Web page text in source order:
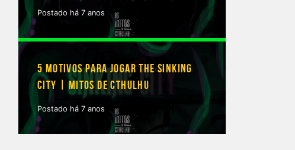
Postado há 7 anos
5 MOTIVOS PARA JOGAR THE SINKING
CITY | MITOS DE CTHULHU
Postado há 7 anos